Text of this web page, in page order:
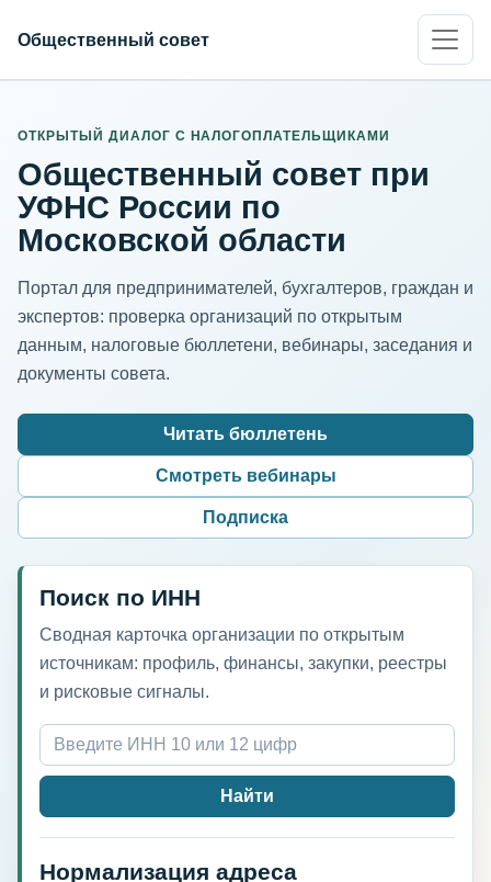
Общественный совет
ОТКРЫТЫЙ ДИАЛОГ С НАЛОГОПЛАТЕЛЬЩИКАМИ
Общественный совет при
УФНС России по
Московской области
Портал для предпринимателей, бухгалтеров, граждан и
экспертов: проверка организаций по открытым
данным, налоговые бюллетени, вебинары, заседания и
документы совета.
Читать бюллетень
Смотреть вебинары
Подписка
Поиск по ИНН
Сводная карточка организации по открытым
источникам: профиль, финансы, закупки, реестры
и рисковые сигналы.
ИНН организации
Найти
Нормализация адреса
Адрес для нормализации